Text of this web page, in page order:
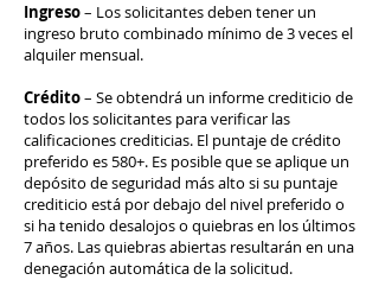
Ingreso– Los solicitantes deben tener un
ingreso bruto combinado mínimo de 3 veces el
alquiler mensual.
Crédito– Se obtendrá un informe crediticio de
todos los solicitantes para verificar las
calificaciones crediticias. El puntaje de crédito
preferido es 580+. Es posible que se aplique un
depósito de seguridad más alto si su puntaje
crediticio está por debajo del nivel preferido o
si ha tenido desalojos o quiebras en los últimos
7 años. Las quiebras abiertas resultarán en una
denegación automática de la solicitud.